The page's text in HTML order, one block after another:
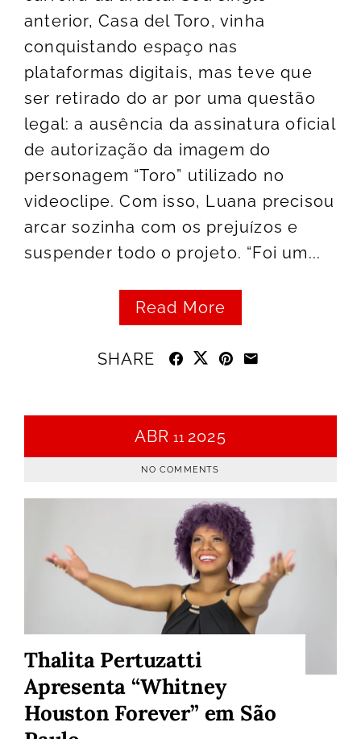
anterior, Casa del Toro, vinha
conquistando espaço nas
plataformas digitais, mas teve que
ser retirado do ar por uma questão
legal: a ausência da assinatura oficial
de autorização da imagem do
personagem “Toro” utilizado no
videoclipe. Com isso, Luana precisou
arcar sozinha com os prejuízos e
suspender todo o projeto. “Foi um...
Read More
SHARE
ABR 11 2025
NO COMMENTS
Thalita Pertuzatti
Apresenta “Whitney
Houston Forever” em São